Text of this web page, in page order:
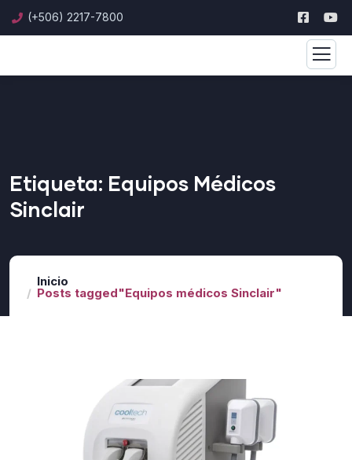
(+506) 2217-7800
Etiqueta: Equipos Médicos
Sinclair
Inicio
Posts tagged"Equipos médicos Sinclair"